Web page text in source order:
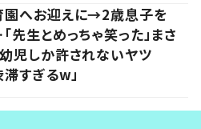
園へお迎えに→2歳息子を
生とめっちゃ笑った」まさ
児しか許されないヤツ
すぎるw」